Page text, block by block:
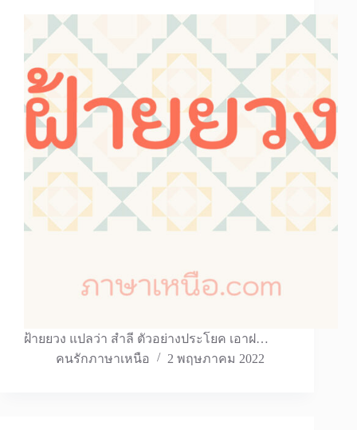
ฝ้ายยวง แปลว่า สำลี ตัวอย่างประโยค เอาฝ…
คนรักภาษาเหนือ
2 พฤษภาคม 2022